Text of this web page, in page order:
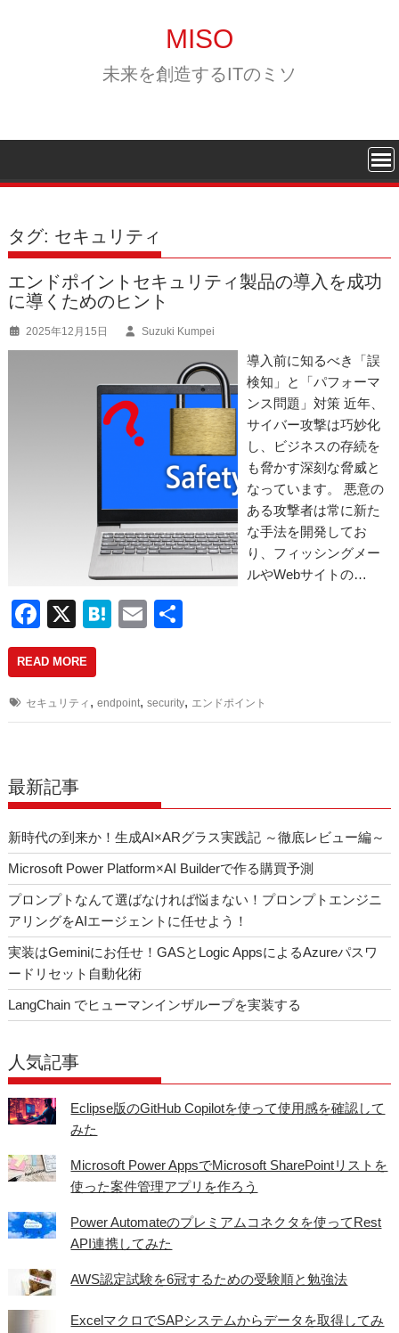
MISO
未来を創造するITのミソ
タグ: セキュリティ
エンドポイントセキュリティ製品の導入を成功
に導くためのヒント
2025年12月15日 Suzuki Kumpei
導入前に知るべき「誤
検知」と「パフォーマ
ンス問題」対策 近年、
サイバー攻撃は巧妙化
し、ビジネスの存続を
も脅かす深刻な脅威と
なっています。 悪意の
ある攻撃者は常に新た
な手法を開発してお
り、フィッシングメー
ルやWebサイトの…
F
a
c
e
b
o
k
X
H
n
a
E
READ MORE
セキュリティ ,endpoint,security, エンドポイント
最新記事
新時代の到来か！生成AI×ARグラス実践記 ～徹底レビュー編～
Microsoft Power Platform×AI Builderで作る購買予測
プロンプトなんて選ばなければ悩まない！プロンプトエンジニ
アリングをAIエージェントに任せよう！
実装はGeminiにお任せ！GASとLogic AppsによるAzureパスワ
ードリセット自動化術
LangChain でヒューマンインザループを実装する
人気記事
Eclipse版のGitHub Copilotを使って使用感を確認して
みた
Microsoft Power AppsでMicrosoft SharePointリストを
使った案件管理アプリを作ろう
Power Automateのプレミアムコネクタを使ってRest
API連携してみた
AWS認定試験を6冠するための受験順と勉強法
ExcelマクロでSAPシステムからデータを取得してみ